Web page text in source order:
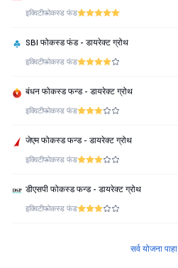
इक्विटीफोकस्ड फंड
SBI फोकस्ड फंड - डायरेक्ट ग्रोथ
इक्विटीफोकस्ड फंड
बंधन फोकस्ड फन्ड - डायरेक्ट ग्रोथ
इक्विटीफोकस्ड फंड
जेएम फोकस्ड फन्ड - डायरेक्ट ग्रोथ
इक्विटीफोकस्ड फंड
डीएसपी फोकस्ड फन्ड - डायरेक्ट ग्रोथ
इक्विटीफोकस्ड फंड
सर्व योजना पाहा